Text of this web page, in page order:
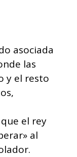
asociada
las
y el resto
el rey
al